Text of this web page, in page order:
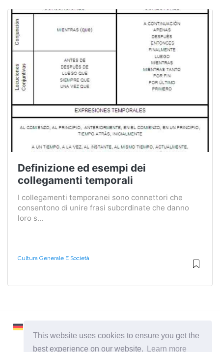
This website uses cookies to ensure you get the
best experience on our website.
Learn more
Definizione ed esempi dei
collegamenti temporali
I collegamenti temporanei sono connettori che
consentono di unire frasi subordinate che danno
loro s...
Cultura Generale E Società